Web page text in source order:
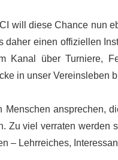
will diese Chance nun
daher einen offiziellen
Kanal über Turniere,
in unser Vereinsleben
Menschen ansprechen,
Zu viel verraten
– Lehrreiches,